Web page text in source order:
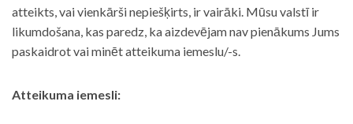
atteikts, vai vienkārši nepiešķirts, ir vairāki. Mūsu valstī ir
likumdošana, kas paredz, ka aizdevējam nav pienākums Jums
paskaidrot vai minēt atteikuma iemeslu/-s.
Atteikuma iemesli: